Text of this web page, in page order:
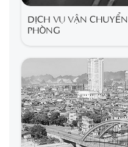
DỊCH VỤ VẬN
PHÒNG